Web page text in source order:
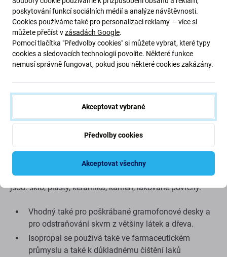
Náhradní náplň čisticího prostředku
IPA Plus ve spreji 400 ml (100%
isopropanol)
kontaktů, audio-video hlav, čoček CD a DVD, televizních
obrazovek, mobilních telefonů a tabletů. Dokonale také
Používá se také k odstraňování teplovodivých past a
zbytků lepidel ze štítků a k odstraňování zbytků lepidel a
podobných snadno rozpustných látek v průmyslu. Je
vynikajícím odstraňovačem graffiti a dalších nápisů, např.
z nesmazatelných popisovačů z nesavých pokladů, jako
jsou: sklo, plasty, keramika, kámen, lakované povrchy.
Vhodný také pro poškrábané gramofonové desky a
pro odstraňování skvrn z většiny látek a dřeva.
Isopropal se používá také ve farmaceutickém
průmyslu a také k důkladnému čištění laků
poskytování funkcí sociálních médií a analýze návštěvnosti.
Cookies používáme také pro personalizaci reklamy — více si
můžete přečíst vzásadách Google.
Pomocí tlačítka "Předvolby cookies" si můžete vybrat, které typy
cookies a sledovacích technologií povolíte. Některé funkce
nemusí správně fungovat, pokud jsou některé cookies zakázány.
Akceptovat vybrané
Předvolby cookies
Akceptovat všechny